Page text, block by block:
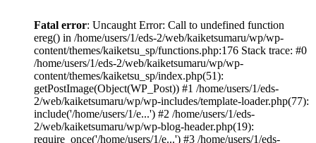
Fatal error: Uncaught Error: Call to undefined function
ereg() in /home/users/1/eds-2/web/kaiketsumaru/wp/wp-
content/themes/kaiketsu_sp/functions.php:176 Stack trace: #0
/home/users/1/eds-2/web/kaiketsumaru/wp/wp-
content/themes/kaiketsu_sp/index.php(51):
getPostImage(Object(WP_Post)) #1 /home/users/1/eds-
2/web/kaiketsumaru/wp/wp-includes/template-loader.php(77):
include('/home/users/1/e...') #2 /home/users/1/eds-
2/web/kaiketsumaru/wp/wp-blog-header.php(19):
require_once('/home/users/1/e...') #3 /home/users/1/eds-